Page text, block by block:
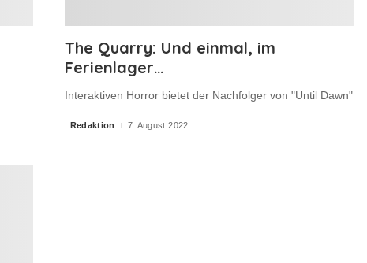
The Quarry: Und einmal, im
Ferienlager…
Interaktiven Horror bietet der Nachfolger von "Until Dawn"
Posted
Redaktion 7. August 2022